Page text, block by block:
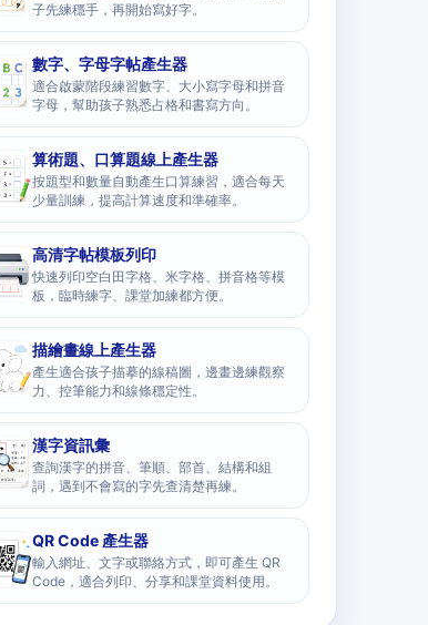
子先練穩手，再開始寫好字。
數字、字母字帖產生器
適合啟蒙階段練習數字、大小寫字母和拼音
字母，幫助孩子熟悉占格和書寫方向。
算術題、口算題線上產生器
按題型和數量自動產生口算練習，適合每天
少量訓練，提高計算速度和準確率。
高清字帖模板列印
快速列印空白田字格、米字格、拼音格等模
板，臨時練字、課堂加練都方便。
描繪畫線上產生器
產生適合孩子描摹的線稿圖，邊畫邊練觀察
力、控筆能力和線條穩定性。
漢字資訊彙
查詢漢字的拼音、筆順、部首、結構和組
詞，遇到不會寫的字先查清楚再練。
QR Code 產生器
輸入網址、文字或聯絡方式，即可產生 QR
Code，適合列印、分享和課堂資料使用。